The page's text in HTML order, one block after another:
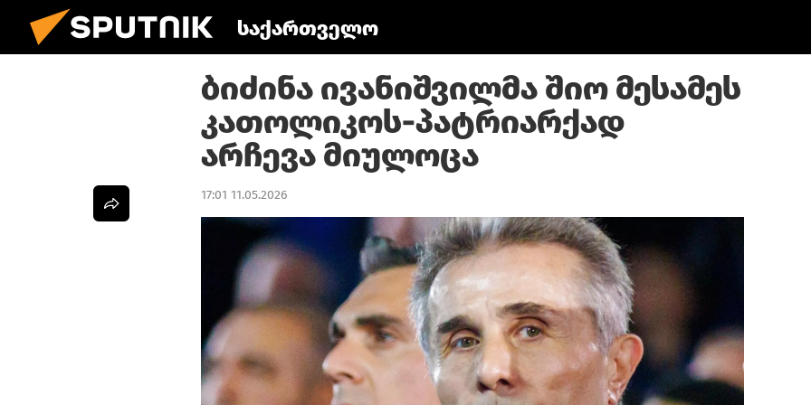
საქართველო
ბიძინა ივანიშვილმა შიო მესამეს
კათოლიკოს-პატრიარქად
არჩევა მიულოცა
17:01 11.05.2026